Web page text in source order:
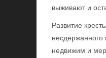
выживают и
Развитие
несдержанного
недвижим и